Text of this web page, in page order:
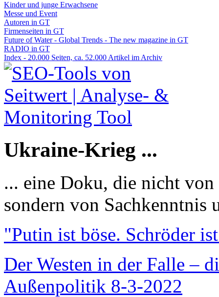
Kinder und junge Erwachsene
Messe und Event
Autoren in GT
Firmenseiten in GT
Future of Water - Global Trends - The new magazine in GT
RADIO in GT
Index - 20.000 Seiten, ca. 52.000 Artikel im Archiv
Ukraine-Krieg ...
... eine Doku, die nicht
sondern von Sachkenntnis
"Putin ist böse. Schröder
Der Westen in der Falle –
Außenpolitik 8-3-2022